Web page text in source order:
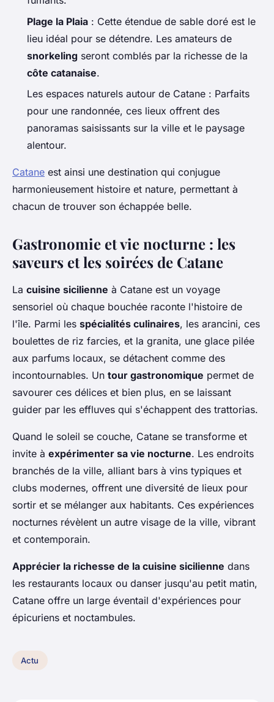
Plage la Plaia : Cette étendue de sable doré est le
lieu idéal pour se détendre. Les amateurs de
snorkeling seront comblés par la richesse de la
côte catanaise.
Les espaces naturels autour de Catane : Parfaits
pour une randonnée, ces lieux offrent des
panoramas saisissants sur la ville et le paysage
alentour.
Catane est ainsi une destination qui conjugue
harmonieusement histoire et nature, permettant à
chacun de trouver son échappée belle.
Gastronomie et vie nocturne : les
saveurs et les soirées de Catane
La cuisine sicilienne à Catane est un voyage
sensoriel où chaque bouchée raconte l'histoire de
l'île. Parmi les spécialités culinaires, les arancini, ces
boulettes de riz farcies, et la granita, une glace pilée
aux parfums locaux, se détachent comme des
incontournables. Un tour gastronomique permet de
savourer ces délices et bien plus, en se laissant
guider par les effluves qui s'échappent des trattorias.
Quand le soleil se couche, Catane se transforme et
invite à expérimenter sa vie nocturne. Les endroits
branchés de la ville, alliant bars à vins typiques et
clubs modernes, offrent une diversité de lieux pour
sortir et se mélanger aux habitants. Ces expériences
nocturnes révèlent un autre visage de la ville, vibrant
et contemporain.
Apprécier la richesse de la cuisine sicilienne dans
les restaurants locaux ou danser jusqu'au petit matin,
Catane offre un large éventail d'expériences pour
épicuriens et noctambules.
Actu